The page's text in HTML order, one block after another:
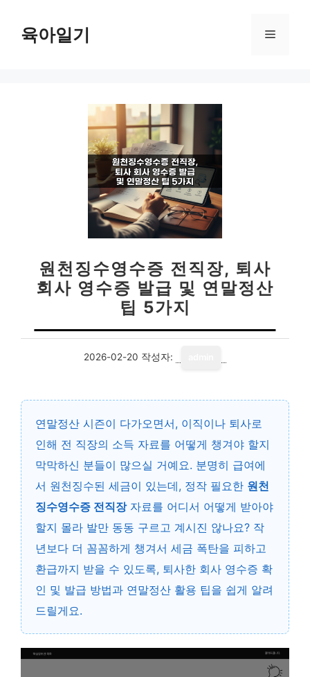
육아일기 메
원천징수영수증 전직장, 퇴사
회사 영수증 발급 및 연말정산
팁 5가지
2026-02-20 작성자:
연말정산 시즌이 다가오면서, 이직이나 퇴사로
인해 전 직장의 소득 자료를 어떻게 챙겨야 할지
막막하신 분들이 많으실 거예요. 분명히 급여에
서 원천징수된 세금이 있는데, 정작 필요한 원천
징수영수증 전직장자료를 어디서 어떻게 받아야
할지 몰라 발만 동동 구르고 계시진 않나요? 작
년보다 더 꼼꼼하게 챙겨서 세금 폭탄을 피하고
환급까지 받을 수 있도록, 퇴사한 회사 영수증 확
인 및 발급 방법과 연말정산 활용 팁을 쉽게 알려
드릴게요.